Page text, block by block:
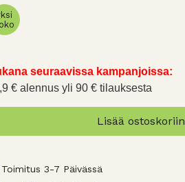
seuraavissa kampanjoissa:
€ alennus yli 90 € tilauksesta
Lisää ostoskoriin
Toimitus 3-7 Päivässä